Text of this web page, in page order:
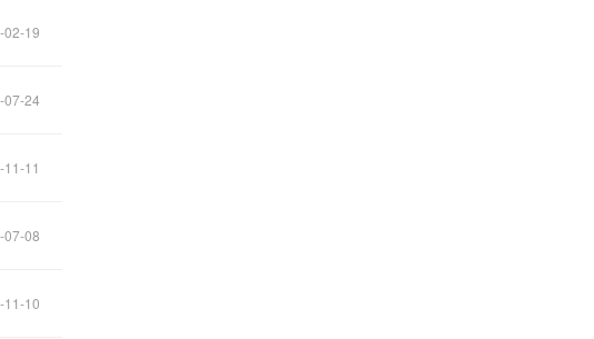
02-19
07-24
11
07-08
11-10